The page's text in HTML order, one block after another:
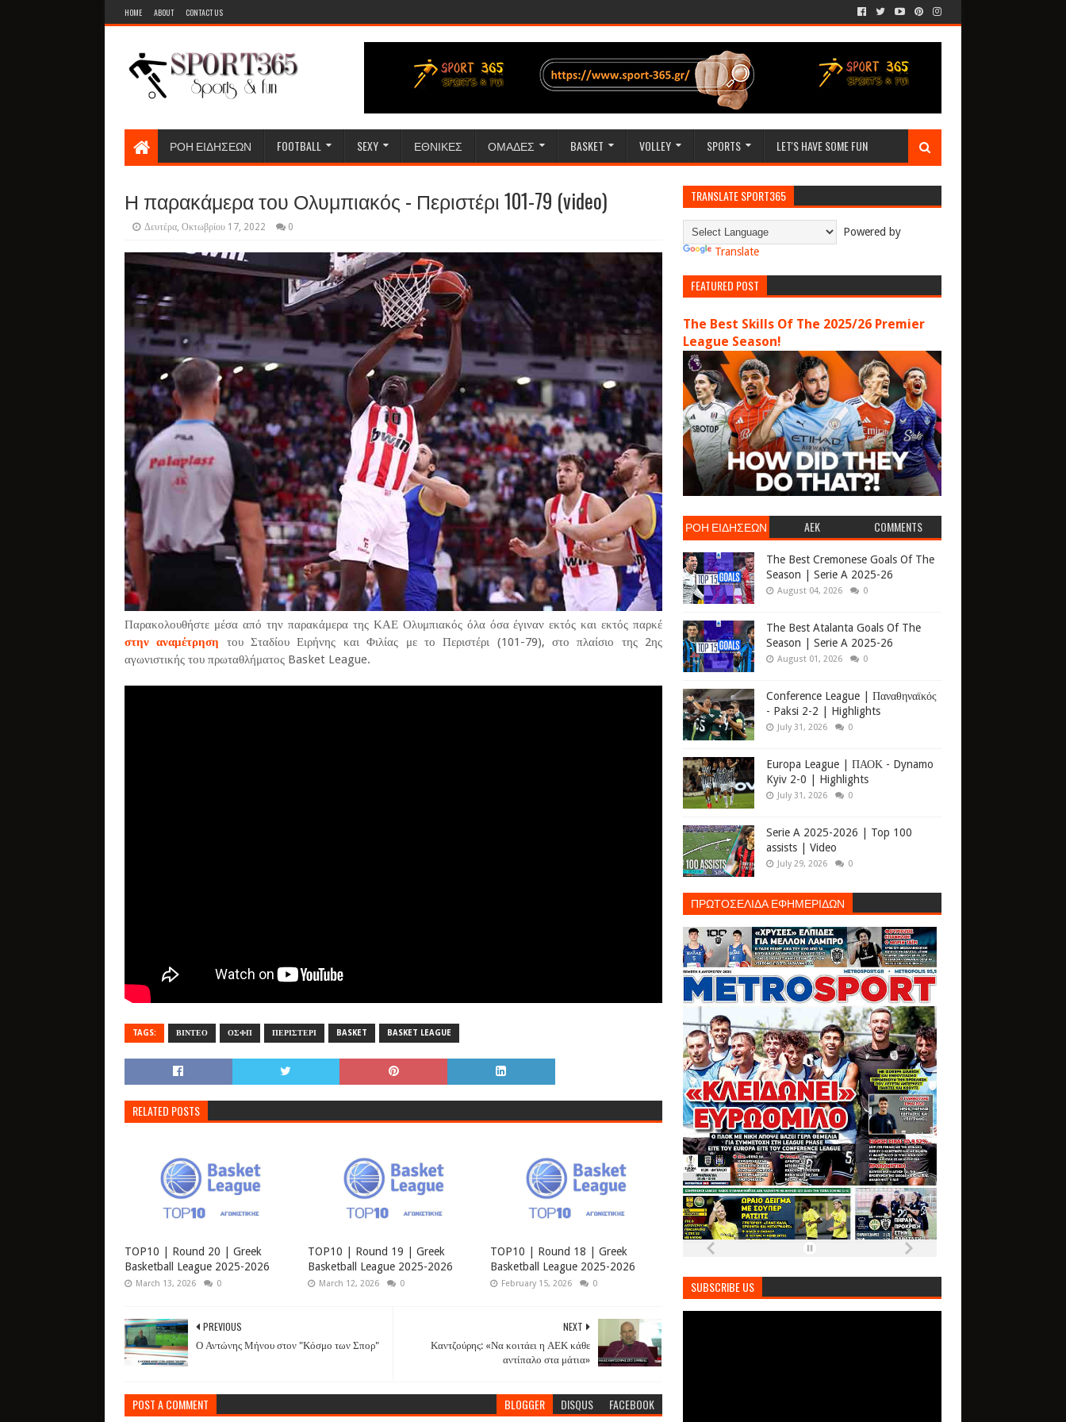
HOME ABOUT CONTACT US
ΡΟΗ ΕΙΔΗΣΕΩΝ FOOTBALL SEXY ΕΘΝΙΚΕΣ ΟΜΑΔΕΣ BASKET VOLLEY SPORTS LET'S HAVE SOME FUN
Η παρακάμερα του Ολυμπιακός - Περιστέρι 101-79 (video)
Δευτέρα, Οκτωβρίου 17, 2022 0
Παρακολουθήστε μέσα από την παρακάμερα της ΚΑΕ Ολυμπιακός όλα όσα έγιναν εκτός και εκτός παρκέ
στην αναμέτρηση του Σταδίου Ειρήνης και Φιλίας με το Περιστέρι (101-79), στο πλαίσιο της 2ης
αγωνιστικής του πρωταθλήματος Basket League.
TAGS: ΒΙΝΤΕΟ ΟΣΦΠ ΠΕΡΙΣΤΕΡΙ BASKET BASKET LEAGUE
RELATED POSTS
TOP10 | Round 20 | Greek
Basketball League 2025-2026
March 13, 2026 0
TOP10 | Round 19 | Greek
Basketball League 2025-2026
March 12, 2026 0
TOP10 | Round 18 | Greek
Basketball League 2025-2026
February 15, 2026 0
NEXT
Καντζούρης: «Να κοιτάει η ΑΕΚ κάθε
αντίπαλο στα μάτια»
PREVIOUS
Ο Αντώνης Μήνου στον "Κόσμο των Σπορ"
POST A COMMENT BLOGGER DISQUS FACEBOOK
TRANSLATE SPORT365
Powered by
Translate
FEATURED POST
The Best Skills Of The 2025/26 Premier
League Season!
ΡΟΗ ΕΙΔΗΣΕΩΝ AEK COMMENTS
The Best Cremonese Goals Of The
Season | Serie A 2025-26
August 04, 2026 0
The Best Atalanta Goals Of The
Season | Serie A 2025-26
August 01, 2026 0
Conference League | Παναθηναϊκός
- Paksi 2-2 | Highlights
July 31, 2026 0
Europa League | ΠΑΟΚ - Dynamo
Kyiv 2-0 | Highlights
July 31, 2026 0
Serie A 2025-2026 | Top 100
assists | Video
July 29, 2026 0
ΠΡΩΤΟΣΕΛΙΔΑ ΕΦΗΜΕΡΙΔΩΝ
SUBSCRIBE US